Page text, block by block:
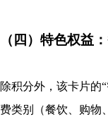
（四）特色权益
除积分外，该卡片的
费类别（餐饮、购物